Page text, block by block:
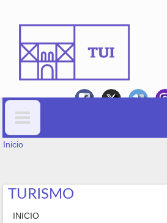
Formulario de
VOSTEDE ESTÁ AQUÍ
Inicio
TURISMO
INICIO